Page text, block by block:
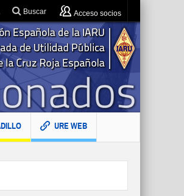
Buscar Acceso socios
URE WEB